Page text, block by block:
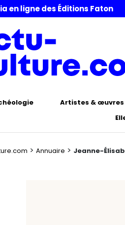
en ligne des Éditions Faton
Artistes & œuvres
> Annuaire > Jeanne-